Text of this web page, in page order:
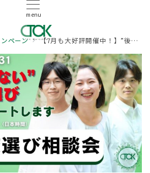
menu
ペーン 【7月も大好評開催中！】”後悔しない学校選び”をプロがサポート！TCK WORKSHOP志望校選び相談会